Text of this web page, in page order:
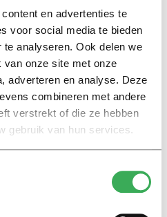
en advertenties te
voor social media te bieden
analyseren. Ook delen we
van onze site met onze
adverteren en analyse. Deze
combineren met andere
verstrekt of die ze hebben
gebruik van hun services.
ook universitair docenten
zijn sceptisch. Zij
aan de universiteit en
contract: ze denken
op gaat worden.
het algemeen de voorkeur
aan de top en hebben
in de nieuwe aanpak.